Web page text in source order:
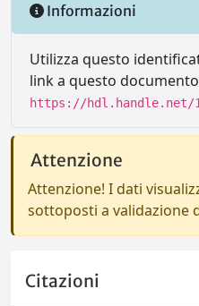
Informazioni
Utilizza questo
link a questo
https://hdl.handle.net/
Attenzione
Attenzione! I dati
sottoposti a validazione
Citazioni